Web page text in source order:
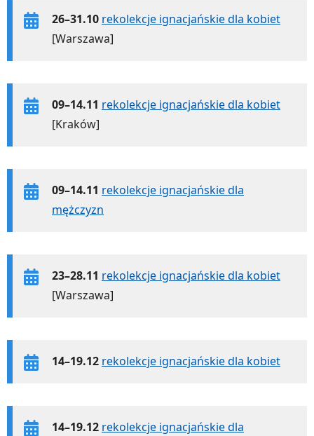
26–31.10 rekolekcje ignacjańskie dla kobiet
[Warszawa]
09–14.11 rekolekcje ignacjańskie dla kobiet
[Kraków]
09–14.11 rekolekcje ignacjańskie dla
mężczyzn
23–28.11 rekolekcje ignacjańskie dla kobiet
[Warszawa]
14–19.12 rekolekcje ignacjańskie dla kobiet
14–19.12 rekolekcje ignacjańskie dla